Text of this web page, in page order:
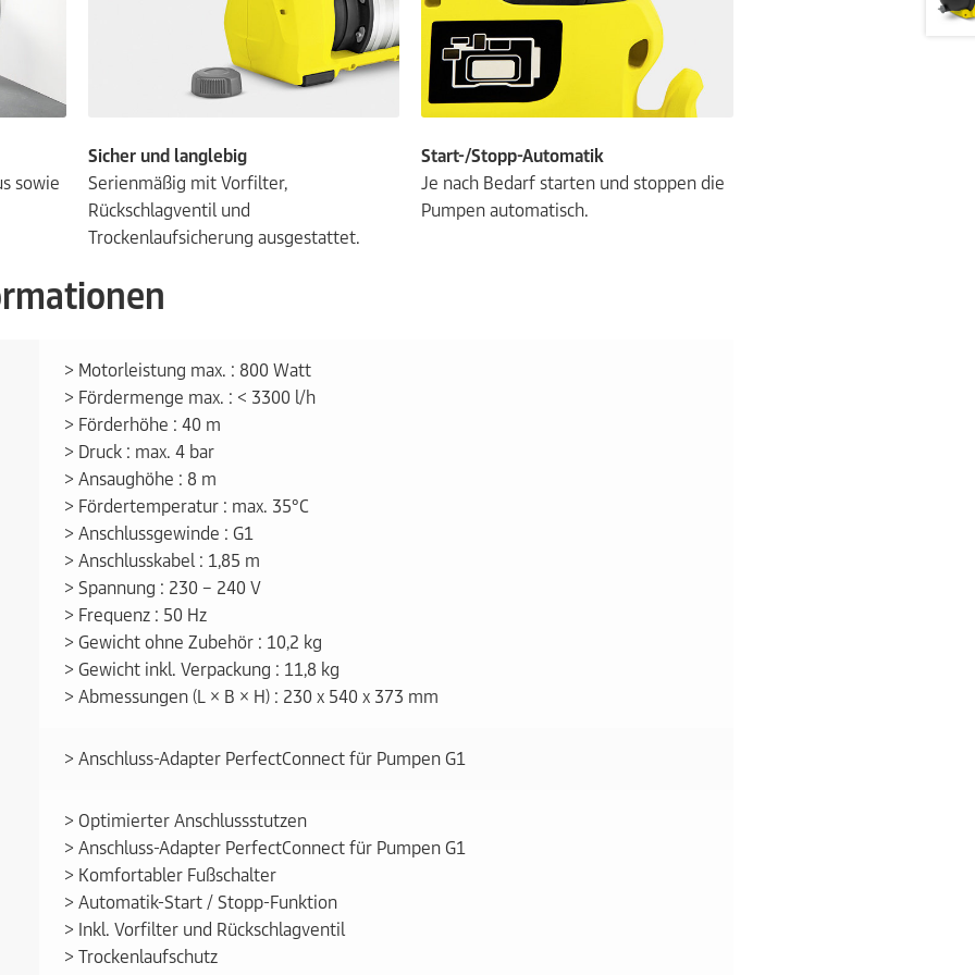
sowie
Sicher und langlebig
Serienmäßig mit Vorfilter,
Rückschlagventil und
Trockenlaufsicherung ausgestattet.
Start-/Stopp-Automatik
Je nach Bedarf starten und stoppen die
Pumpen automatisch.
> Motorleistung max. : 800 Watt
> Fördermenge max. : < 3300 l/h
> Förderhöhe : 40 m
> Druck : max. 4 bar
> Ansaughöhe : 8 m
> Fördertemperatur : max. 35°C
> Anschlussgewinde : G1
> Anschlusskabel : 1,85 m
> Spannung : 230 – 240 V
> Frequenz : 50 Hz
> Gewicht ohne Zubehör : 10,2 kg
> Gewicht inkl. Verpackung : 11,8 kg
> Abmessungen (L × B × H) : 230 x 540 x 373 mm
> Anschluss-Adapter PerfectConnect für Pumpen G1
> Optimierter Anschlussstutzen
> Anschluss-Adapter PerfectConnect für Pumpen G1
> Komfortabler Fußschalter
> Automatik-Start / Stopp-Funktion
> Inkl. Vorfilter und Rückschlagventil
> Trockenlaufschutz